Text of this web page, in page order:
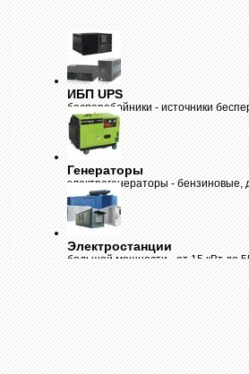
ИБП UPS
бесперебойники- источники
Генераторы
электрогенераторы- бензиновые,
Электростанции
большой мощности- от 15 кВт до
Dalgakiran из Турции
Электрогенераторы- дизельные,